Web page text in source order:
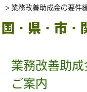
> 業務改善助成金の要件
国・県・市・
業務改善助
ご案内